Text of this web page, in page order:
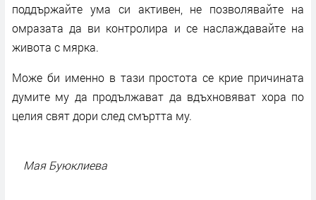
поддържайте ума си активен, не позволявайте на
омразата да ви контролира и се наслаждавайте на
живота с мярка.
Може би именно в тази простота се крие причината
думите му да продължават да вдъхновяват хора по
целия свят дори след смъртта му.
Мая Буюклиева